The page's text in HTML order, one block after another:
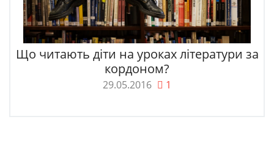
Що читають діти на уроках літератури за
кордоном?
29.05.2016 1